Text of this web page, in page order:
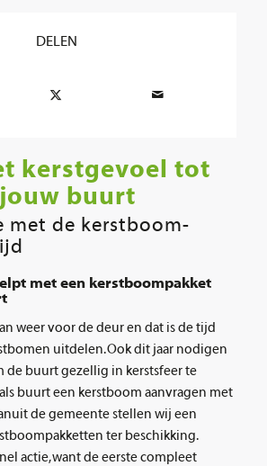
DELEN
kerstgevoel tot
buurt
met de kerstboom-
met een kerstboompakket
weer voor de deur en dat is de tijd
uitdelen. Ook dit jaar nodigen
buurt gezellig in kerstsfeer te
buurt een kerstboom aanvragen met
de gemeente stellen wij een
ter beschikking.
actie, want de eerste compleet